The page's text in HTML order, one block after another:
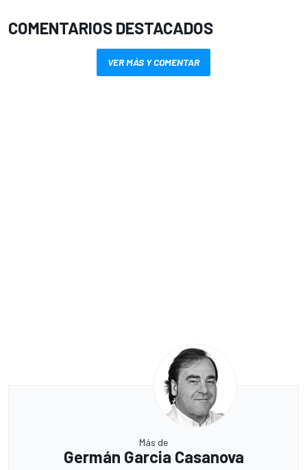
COMENTARIOS DESTACADOS
VER MÁS Y COMENTAR
Más de
Germán Garcia Casanova